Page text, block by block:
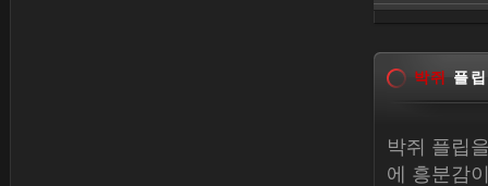
박쥐 플
박쥐 플립
에 흥분감